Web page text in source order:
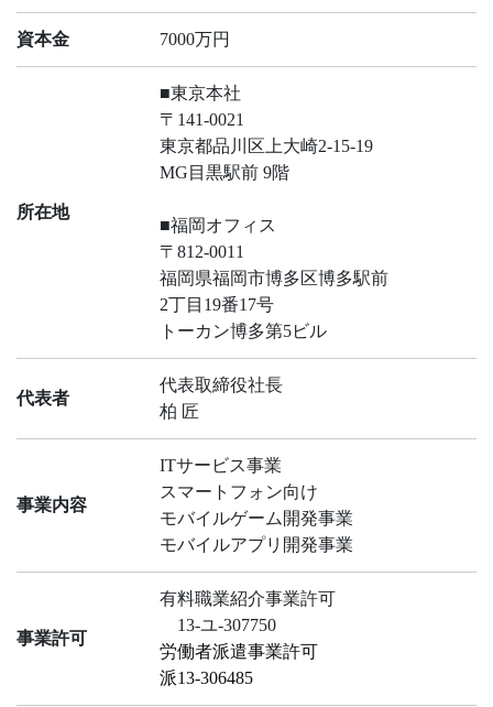
資本金 7000万円
所在地
■東京本社
〒141-0021
東京都品川区上大崎2-15-19
MG目黒駅前 9階
■福岡オフィス
〒812-0011
福岡県福岡市博多区博多駅前
2丁目19番17号
トーカン博多第5ビル
代表者
代表取締役社長
柏 匠
事業内容
ITサービス事業
スマートフォン向け
モバイルゲーム開発事業
モバイルアプリ開発事業
事業許可
有料職業紹介事業許可
13-ユ-307750
労働者派遣事業許可
派13-306485